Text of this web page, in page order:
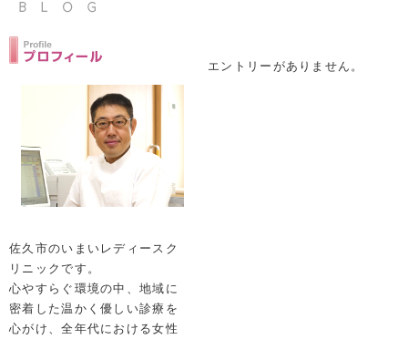
佐久市のいまいレディースク
リニックです。
心やすらぐ環境の中、地域に
密着した温かく優しい診療を
心がけ、全年代における女性
エントリーがありません。